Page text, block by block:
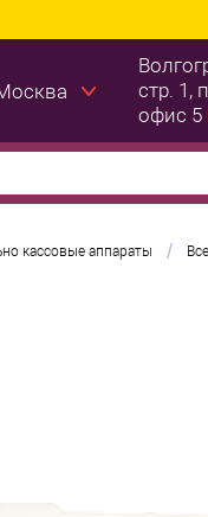
стр. 1,
офис 5
кассовые аппараты /